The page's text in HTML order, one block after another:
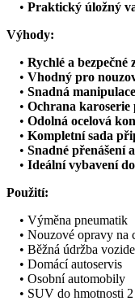
• Praktický úložný
Výhody:
• Rychlé a bezpečné
• Vhodný pro
• Snadná
• Ochrana karoserie
• Odolná ocelová
• Kompletní sada
• Snadné přenášení
• Ideální vybavení
Použití:
• Výměna pneumatik
• Nouzové opravy na
• Běžná údržba
• Domácí autoservis
• Osobní automobily
• SUV do hmotnosti 2